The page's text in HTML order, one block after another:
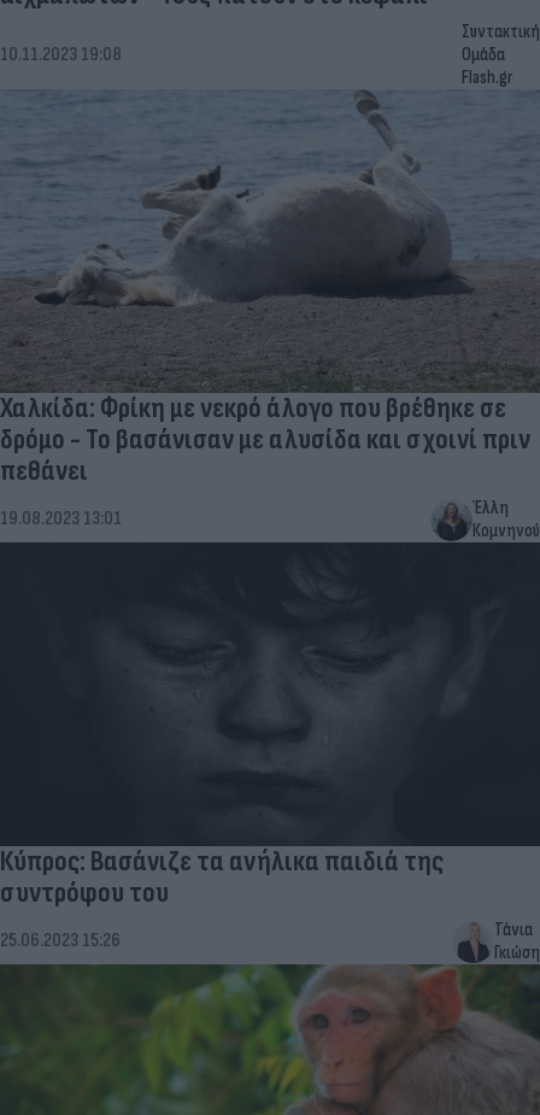
10.11.2023 19:08
Συντακτική
Ομάδα
Flash.gr
Χαλκίδα: Φρίκη με νεκρό άλογο που βρέθηκε σε
δρόμο - Το βασάνισαν με αλυσίδα και σχοινί πριν
πεθάνει
19.08.2023 13:01
Έλλη
Κομνηνού
Κύπρος: Βασάνιζε τα ανήλικα παιδιά της
συντρόφου του
25.06.2023 15:26
Τάνια
Γκιώση